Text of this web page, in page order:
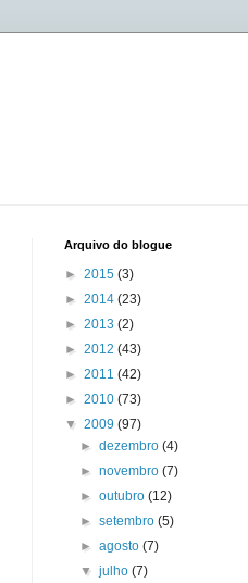
Arquivo do blogue
► 2015 (3)
► 2014 (23)
► 2013 (2)
► 2012 (43)
► 2011 (42)
► 2010 (73)
▼ 2009 (97)
►dezembro(4)
►novembro(7)
►outubro(12)
►setembro(5)
►agosto(7)
▼julho(7)